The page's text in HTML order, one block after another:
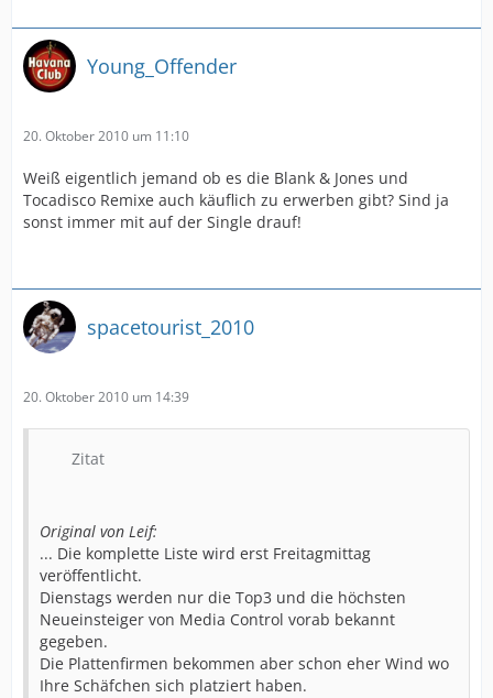
Young_Offender
20. Oktober 2010 um 11:10
Weiß eigentlich jemand ob es die Blank & Jones und
Tocadisco Remixe auch käuflich zu erwerben gibt? Sind ja
sonst immer mit auf der Single drauf!
spacetourist_2010
20. Oktober 2010 um 14:39
Zitat
Original von Leif:
... Die komplette Liste wird erst Freitagmittag
veröffentlicht.
Dienstags werden nur die Top3 und die höchsten
Neueinsteiger von Media Control vorab bekannt
gegeben.
Die Plattenfirmen bekommen aber schon eher Wind wo
Ihre Schäfchen sich platziert haben.